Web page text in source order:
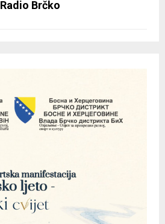
Radio Brčko